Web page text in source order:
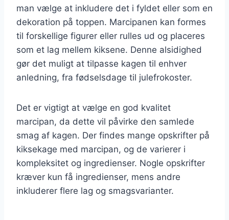
man vælge at inkludere det i fyldet eller som en
dekoration på toppen. Marcipanen kan formes
til forskellige figurer eller rulles ud og placeres
som et lag mellem kiksene. Denne alsidighed
gør det muligt at tilpasse kagen til enhver
anledning, fra fødselsdage til julefrokoster.
Det er vigtigt at vælge en god kvalitet
marcipan, da dette vil påvirke den samlede
smag af kagen. Der findes mange opskrifter på
kiksekage med marcipan, og de varierer i
kompleksitet og ingredienser. Nogle opskrifter
kræver kun få ingredienser, mens andre
inkluderer flere lag og smagsvarianter.